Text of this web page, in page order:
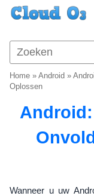
Home » Android »
Oplossen
Wanneer u uw